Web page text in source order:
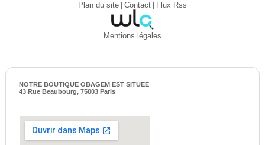
Plan du site| Contact| Flux Rss
Mentions légales
NOTRE BOUTIQUE OBAGEM EST SITUEE
43 Rue Beaubourg, 75003 Paris